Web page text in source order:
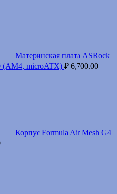
Материнская плата ASRock
(AM4, microATX) ₽ 6,700.00
Корпус Formula Air Mesh G4